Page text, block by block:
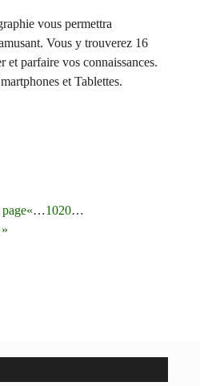
vous permettra
Vous y trouverez 16
et parfaire vos connaissances.
et Tablettes.
«…1020…